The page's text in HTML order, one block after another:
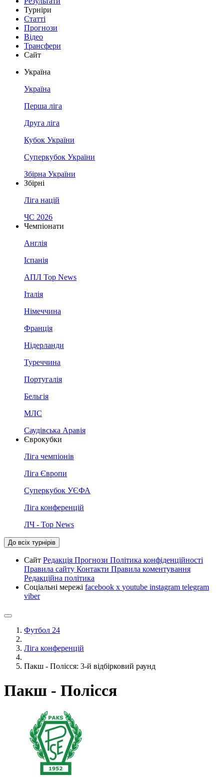
Турніри
Статті
Прогнози
Відео
Трансфери
Сайт
Україна
Україна
Перша ліга
Друга ліга
Кубок України
Суперкубок України
Збірна України
Збірні
Ліга націй
ЧС 2026
Чемпіонати
Англія
Іспанія
АПЛ Top News
Італія
Німеччина
Франція
Нідерланди
Туреччина
Португалія
Бельгія
МЛС
Саудівська Аравія
Єврокубки
Ліга чемпіонів
Ліга Європи
Суперкубок УЄФА
Ліга конференцій
ЛЧ - Top News
До всіх турнірів
Сайт Редакція Прогнози Політика конфіденційності
Правила сайту Контакти Правила коментування
Редакційна політика
Соціальні мережі facebook x youtube instagram telegram
viber
Футбол 24
Ліга конференцій
Пакш - Полісся: 3-й відбірковий раунд
Пакш - Полісся